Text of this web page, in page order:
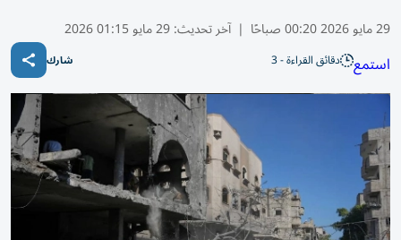
29 مايو 2026 00:20 صباحًا | آخر تحديث:29 مايو 01:15 2026
استمع دقائق القراءة - 3 شارك